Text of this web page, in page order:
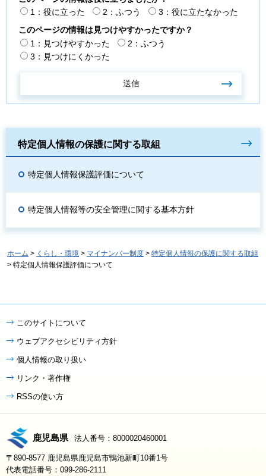
1：役に立った
2：ふつう
3：役に立たなかった
このページの情報は見つけやすかったですか？
1：見つけやすかった
2：ふつう
3：見つけにくかった
特定個人情報の保護に関する取組
特定個人情報保護評価について
特定個人情報等の安全管理に関する基本方針
ホーム > くらし・環境 > マイナンバー制度 > 特定個人情報の保護に関する取組
> 特定個人情報保護評価について
このサイトについて
ウェブアクセシビリティ方針
個人情報の取り扱い
リンク・著作権
RSSの使い方
鹿児島県 法人番号：8000020460001
〒890-8577 鹿児島県鹿児島市鴨池新町10番1号
代表電話番号：099-286-2111